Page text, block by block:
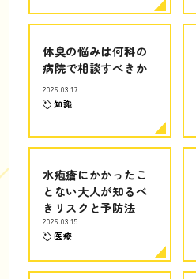
体臭の悩みは何科の
病院で相談すべきか
2026.03.17
知識
水疱瘡にかかったこ
とない大人が知るべ
きリスクと予防法
2026.03.15
医療